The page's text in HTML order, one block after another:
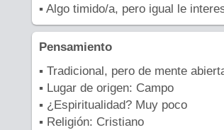
▪ Algo timido/a, pero igual le
Pensamiento
▪ Tradicional, pero de mente
▪ Lugar de origen: Campo
▪ ¿Espiritualidad? Muy poco
▪ Religión: Cristiano